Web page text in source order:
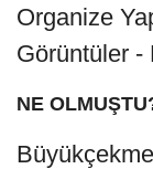
NE